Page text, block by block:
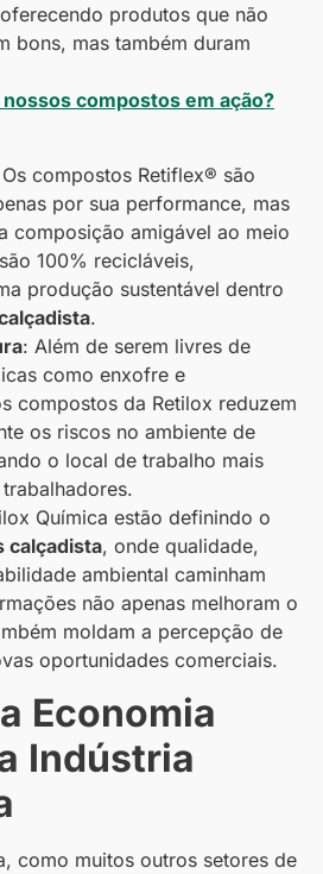
produtos que não
bons, mas também duram
compostos em ação?
compostos Retiflex® são
por sua performance, mas
composição amigável ao meio
100% recicláveis,
produção sustentável dentro
.
: Além de serem livres de
como enxofre e
compostos da Retilox reduzem
os riscos no ambiente de
o local de trabalho mais
Química estão definindo o
calçadista, onde qualidade,
ambiental caminham
não apenas melhoram o
moldam a percepção de
oportunidades comerciais.
Economia
Indústria
como muitos outros setores de